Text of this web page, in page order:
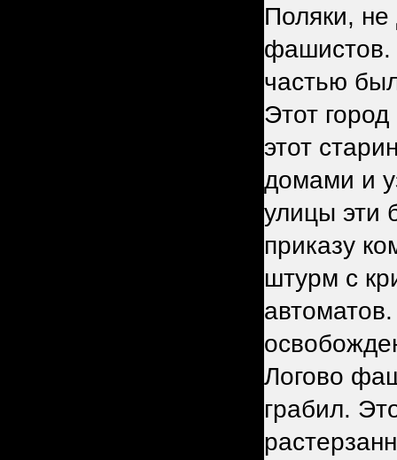
Поляки,
фашистов.
частью
Этот
этот
домами и
улицы эти
приказу
штурм с
Логово
грабил.